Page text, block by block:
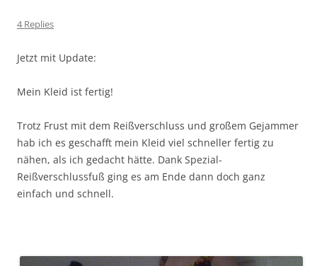
4 Replies
Jetzt mit Update:
Mein Kleid ist fertig!
Trotz Frust mit dem Reißverschluss und großem Gejammer
hab ich es geschafft mein Kleid viel schneller fertig zu
nähen, als ich gedacht hätte. Dank Spezial-
Reißverschlussfuß ging es am Ende dann doch ganz
einfach und schnell.